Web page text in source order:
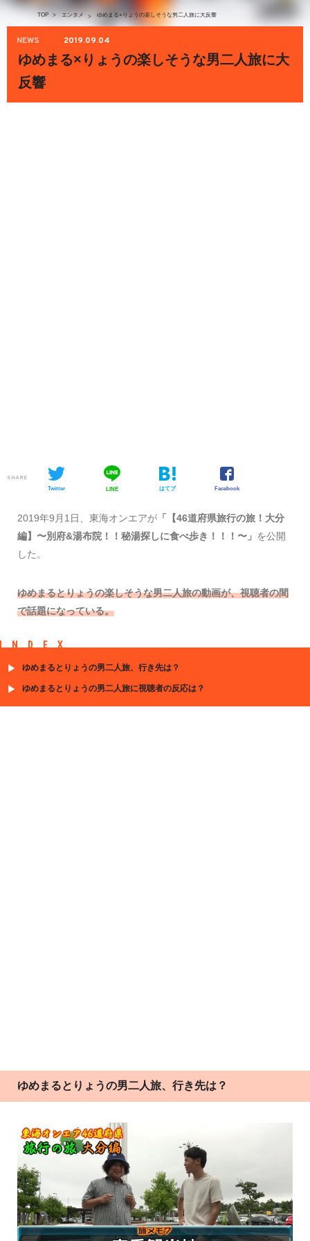
TOP > エンタメ > ゆめまる×りょうの楽しそうな男二人旅に大反響
NEWS 2019.09.04
ゆめまる×りょうの楽しそうな男二人旅に大
反響
SHARE
Twitter LINE はてブ Facebook
2019年9月1日、東海オンエアが 「【46道府県旅行の旅！大分
編】〜別府&湯布院！！秘湯探しに食べ歩き！！！〜」 を公開
した。
ゆめまるとりょうの楽しそうな男二人旅の動画が、視聴者の間
で話題になっている。
INDEX
ゆめまるとりょうの男二人旅、行き先は？
ゆめまるとりょうの男二人旅に視聴者の反応は？
ゆめまるとりょうの男二人旅、行き先は？